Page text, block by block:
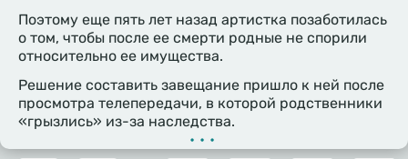
Поэтому еще пять лет назад артистка позаботилась
о том, чтобы после ее смерти родные не спорили
относительно ее имущества.
Решение составить завещание пришло к ней после
просмотра телепередачи, в которой родственники
«грызлись» из-за наследства.
•••